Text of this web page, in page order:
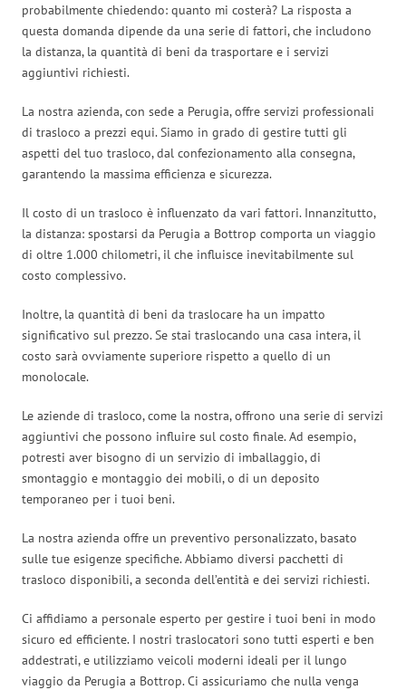
probabilmente chiedendo: quanto mi costerà? La risposta a
questa domanda dipende da una serie di fattori, che includono
la distanza, la quantità di beni da trasportare e i servizi
aggiuntivi richiesti.
La nostra azienda, con sede a Perugia, offre servizi professionali
di trasloco a prezzi equi. Siamo in grado di gestire tutti gli
aspetti del tuo trasloco, dal confezionamento alla consegna,
garantendo la massima efficienza e sicurezza.
Il costo di un trasloco è influenzato da vari fattori. Innanzitutto,
la distanza: spostarsi da Perugia a Bottrop comporta un viaggio
di oltre 1.000 chilometri, il che influisce inevitabilmente sul
costo complessivo.
Inoltre, la quantità di beni da traslocare ha un impatto
significativo sul prezzo. Se stai traslocando una casa intera, il
costo sarà ovviamente superiore rispetto a quello di un
monolocale.
Le aziende di trasloco, come la nostra, offrono una serie di servizi
aggiuntivi che possono influire sul costo finale. Ad esempio,
potresti aver bisogno di un servizio di imballaggio, di
smontaggio e montaggio dei mobili, o di un deposito
temporaneo per i tuoi beni.
La nostra azienda offre un preventivo personalizzato, basato
sulle tue esigenze specifiche. Abbiamo diversi pacchetti di
trasloco disponibili, a seconda dell’entità e dei servizi richiesti.
Ci affidiamo a personale esperto per gestire i tuoi beni in modo
sicuro ed efficiente. I nostri traslocatori sono tutti esperti e ben
addestrati, e utilizziamo veicoli moderni ideali per il lungo
viaggio da Perugia a Bottrop. Ci assicuriamo che nulla venga